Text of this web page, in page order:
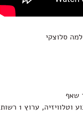
סלוצקי
שאף
: הקרן החדשה לקולנוע וטלוויזיה, ערוץ 1 רשות